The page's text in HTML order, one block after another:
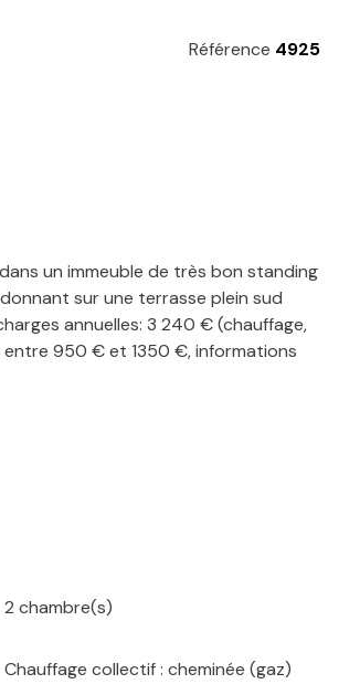
Référence 4925
un immeuble de très bon standing
sur une terrasse plein sud
annuelles: 3 240 € (chauffage,
entre 950 € et 1350 €, informations
2 chambre(s)
Chauffage collectif : cheminée (gaz)